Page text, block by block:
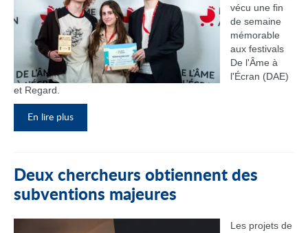
vécu une fin
de semaine
mémorable
aux festivals
De l'Âme à
l'Écran (DAE)
et Regard.
En lire plus
Deux chercheurs obtiennent des
subventions majeures
Les projets de